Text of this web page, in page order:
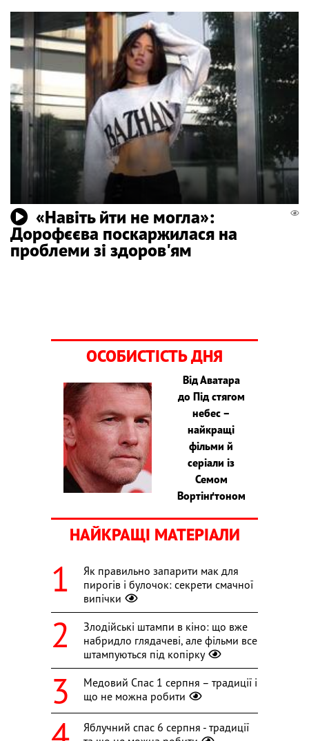
«Навіть йти не могла»:
Дорофєєва поскаржилася на
проблеми зі здоров'ям
ОСОБИСТІСТЬ ДНЯ
Від Аватара
до Під стягом
небес –
найкращі
фільми й
серіали із
Семом
Вортінґтоном
НАЙКРАЩІ МАТЕРІАЛИ
Як правильно запарити мак для
пирогів і булочок: секрети смачної
випічки
Злодійські штампи в кіно: що вже
набридло глядачеві, але фільми все
штампуються під копірку
Медовий Спас 1 серпня – традиції і
що не можна робити
Яблучний спас 6 серпня - традиції